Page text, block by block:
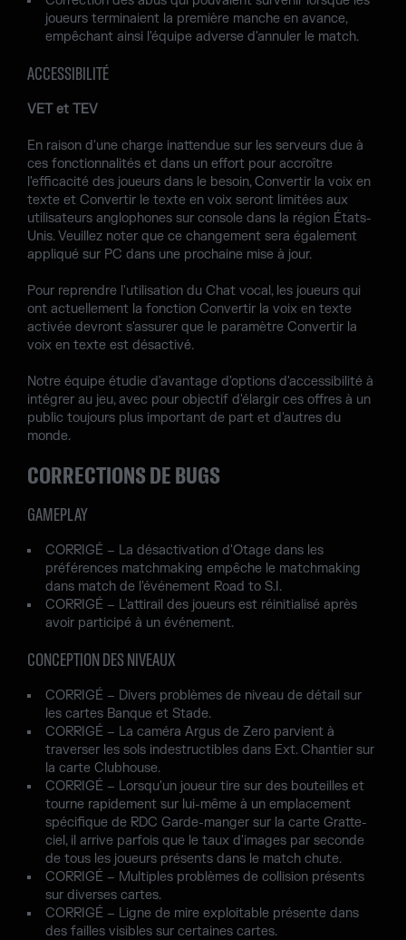
joueurs terminaient la première manche en avance,
empêchant ainsi l'équipe adverse d'annuler le match.
ACCESSIBILITÉ
VET et TEV
En raison d'une charge inattendue sur les serveurs due à
ces fonctionnalités et dans un effort pour accroître
l'efficacité des joueurs dans le besoin, Convertir la voix en
texte et Convertir le texte en voix seront limitées aux
utilisateurs anglophones sur console dans la région États-
Unis. Veuillez noter que ce changement sera également
appliqué sur PC dans une prochaine mise à jour.
Pour reprendre l'utilisation du Chat vocal, les joueurs qui
ont actuellement la fonction Convertir la voix en texte
activée devront s'assurer que le paramètre Convertir la
voix en texte est désactivé.
Notre équipe étudie d'avantage d'options d'accessibilité à
intégrer au jeu, avec pour objectif d'élargir ces offres à un
public toujours plus important de part et d'autres du
monde.
CORRECTIONS DE BUGS
GAMEPLAY
CORRIGÉ – La désactivation d'Otage dans les
préférences matchmaking empêche le matchmaking
dans match de l'événement Road to S.I.
CORRIGÉ – L'attirail des joueurs est réinitialisé après
avoir participé à un événement.
CONCEPTION DES NIVEAUX
CORRIGÉ – Divers problèmes de niveau de détail sur
les cartes Banque et Stade.
CORRIGÉ – La caméra Argus de Zero parvient à
traverser les sols indestructibles dans Ext. Chantier sur
la carte Clubhouse.
CORRIGÉ – Lorsqu'un joueur tire sur des bouteilles et
tourne rapidement sur lui-même à un emplacement
spécifique de RDC Garde-manger sur la carte Gratte-
ciel, il arrive parfois que le taux d'images par seconde
de tous les joueurs présents dans le match chute.
CORRIGÉ – Multiples problèmes de collision présents
sur diverses cartes.
CORRIGÉ – Ligne de mire exploitable présente dans
des failles visibles sur certaines cartes.